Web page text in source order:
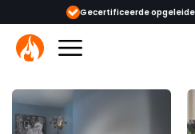
opgeleide adviseurs & monteurs